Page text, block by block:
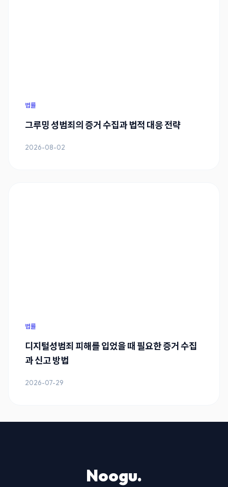
법률
그루밍 성범죄의 증거 수집과 법적 대응 전략
2026-08-02
법률
디지털성범죄 피해를 입었을 때 필요한 증거 수집
과 신고 방법
2026-07-29
Noogu.